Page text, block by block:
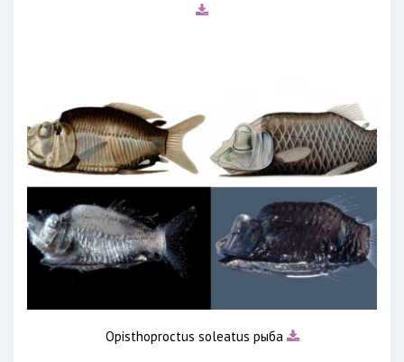
Opisthoproctus soleatus рыба